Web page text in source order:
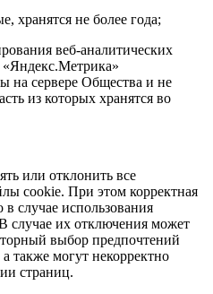
хранятся не более года;
веб-аналитических
на сервере Общества и не
из которых хранятся во
или отклонить все
cookie. При этом корректная
в случае использования
случае их отключения может
выбор предпочтений
также могут некорректно
страниц.